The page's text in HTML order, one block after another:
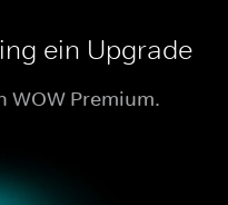
ein Upgrade
WOW Premium.